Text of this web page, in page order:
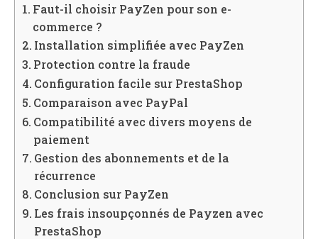
Faut-il choisir PayZen pour son e-
commerce ?
Installation simplifiée avec PayZen
Protection contre la fraude
Configuration facile sur PrestaShop
Comparaison avec PayPal
Compatibilité avec divers moyens de
paiement
Gestion des abonnements et de la
récurrence
Conclusion sur PayZen
Les frais insoupçonnés de Payzen avec
PrestaShop